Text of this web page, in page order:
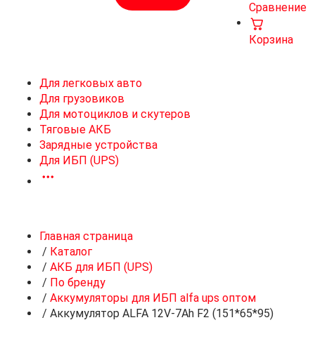
Сравнение
Корзина
Для легковых авто
Для грузовиков
Для мотоциклов и скутеров
Тяговые АКБ
Зарядные устройства
Для ИБП (UPS)
Главная страница
/ Каталог
/ АКБ для ИБП (UPS)
/ По бренду
/ Аккумуляторы для ИБП alfa ups оптом
/ Аккумулятор ALFA 12V-7Ah F2 (151*65*95)